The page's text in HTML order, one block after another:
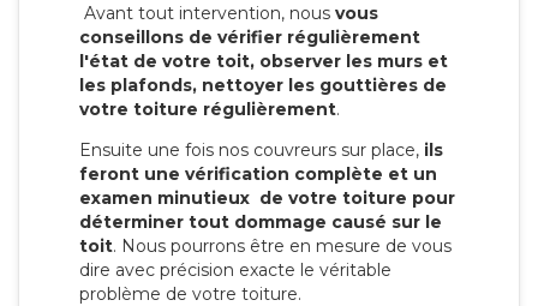
Avant tout intervention, nous vous
conseillons de vérifier régulièrement
l'état de votre toit, observer les murs et
les plafonds, nettoyer les gouttières de
votre toiture régulièrement.
Ensuite une fois nos couvreurs sur place, ils
feront une vérification complète et un
examen minutieux de votre toiture pour
déterminer tout dommage causé sur le
toit. Nous pourrons être en mesure de vous
dire avec précision exacte le véritable
problème de votre toiture.